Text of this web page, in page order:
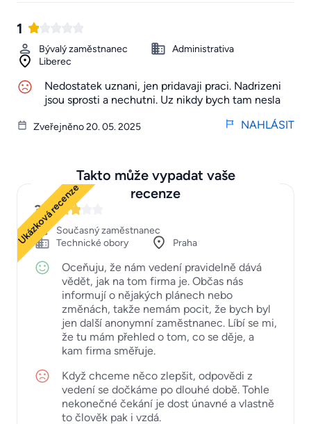
1
Bývalý zaměstnanec
Administrativa
Liberec
Nedostatek uznani, jen pridavaji praci. Nadrizeni
jsou sprosti a nechutni. Uz nikdy bych tam nesla
Zveřejněno 20. 05. 2025 NAHLÁSIT
Takto může vypadat vaše
recenze
Ukázková recenze
3
Současný zaměstnanec
Technické obory
Praha
Oceňuju, že nám vedení pravidelně dává
vědět, jak na tom firma je. Občas nás
informují o nějakých plánech nebo
změnách, takže nemám pocit, že bych byl
jen další anonymní zaměstnanec. Líbí se mi,
že tu mám přehled o tom, co se děje, a
kam firma směřuje.
Když chceme něco zlepšit, odpovědi z
vedení se dočkáme po dlouhé době. Tohle
nekonečné čekání je dost únavné a vlastně
to člověk pak i vzdá.